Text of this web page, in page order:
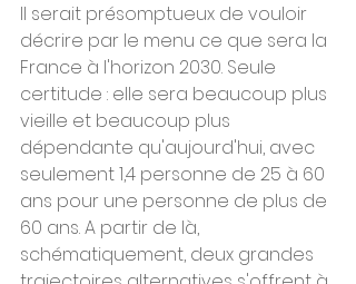
Il serait présomptueux de vouloir
décrire par le menu ce que sera la
France à l'horizon 2030. Seule
certitude : elle sera beaucoup plus
vieille et beaucoup plus
dépendante qu'aujourd'hui, avec
seulement 1,4 personne de 25 à 60
ans pour une personne de plus de
60 ans. A partir de là,
schématiquement, deux grandes